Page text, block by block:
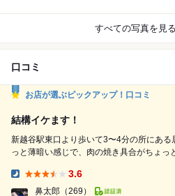
すべての写真を見る
口コミ
お店が選ぶピックアップ！口コミ
結構イケます！
新越谷駅東口より歩いて3〜4分の所にある居酒屋風
っと薄暗い感じで、肉の焼き具合がちょっ
の『極み贅沢コース』5000円の飲み放題付
して参りました。 ◆高橋家のこだわりキムチ ◆塩もみサラダ ◆牛タン刺
3.6
鼻太郎 （269）